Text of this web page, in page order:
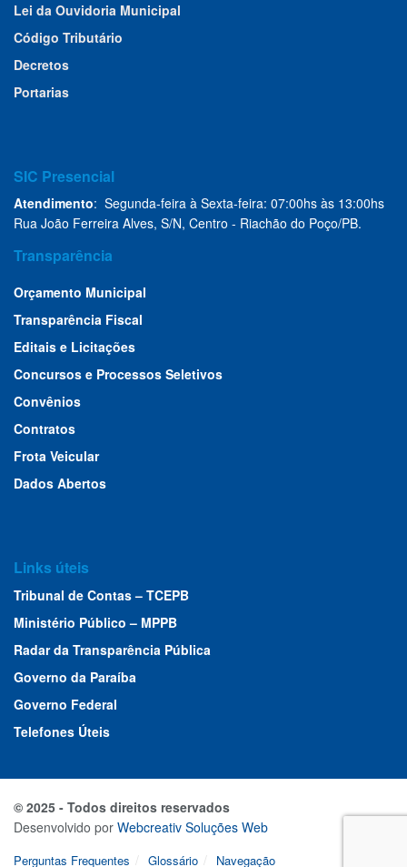
Lei da Ouvidoria Municipal
Código Tributário
Decretos
Portarias
SIC Presencial
Atendimento: Segunda-feira à Sexta-feira: 07:00hs às 13:00hs
Rua João Ferreira Alves, S/N, Centro - Riachão do Poço/PB.
Transparência
Orçamento Municipal
Transparência Fiscal
Editais e Licitações
Concursos e Processos Seletivos
Convênios
Contratos
Frota Veicular
Dados Abertos
Links úteis
Tribunal de Contas – TCEPB
Ministério Público – MPPB
Radar da Transparência Pública
Governo da Paraíba
Governo Federal
Telefones Úteis
© 2025 - Todos direitos reservados
Desenvolvido por Webcreativ Soluções Web
Perguntas Frequentes Glossário Navegação